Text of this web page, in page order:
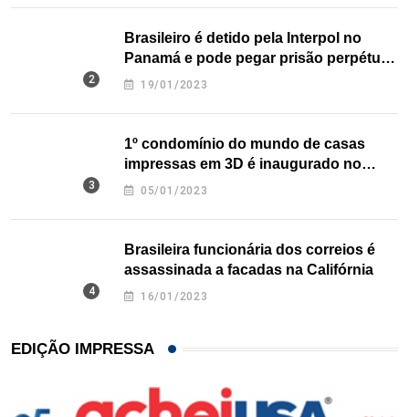
Brasileiro é detido pela Interpol no
Panamá e pode pegar prisão perpétua
nos EUA
19/01/2023
1º condomínio do mundo de casas
impressas em 3D é inaugurado no
Texas
05/01/2023
Brasileira funcionária dos correios é
assassinada a facadas na Califórnia
16/01/2023
EDIÇÃO IMPRESSA